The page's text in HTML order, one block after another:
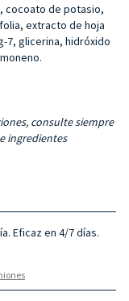
cocoato de potasio,
extracto de hoja
7, glicerina, hidróxido
consulte siempre
ingredientes
Eficaz en 4/7 días.